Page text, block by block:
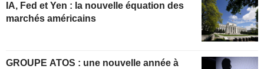
IA, Fed et Yen : la nouvelle équation des
marchés américains
GROUPE ATOS : une nouvelle année à